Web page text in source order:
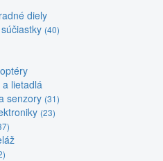
diely
(40)
a lietadlá
senzory (31)
(23)